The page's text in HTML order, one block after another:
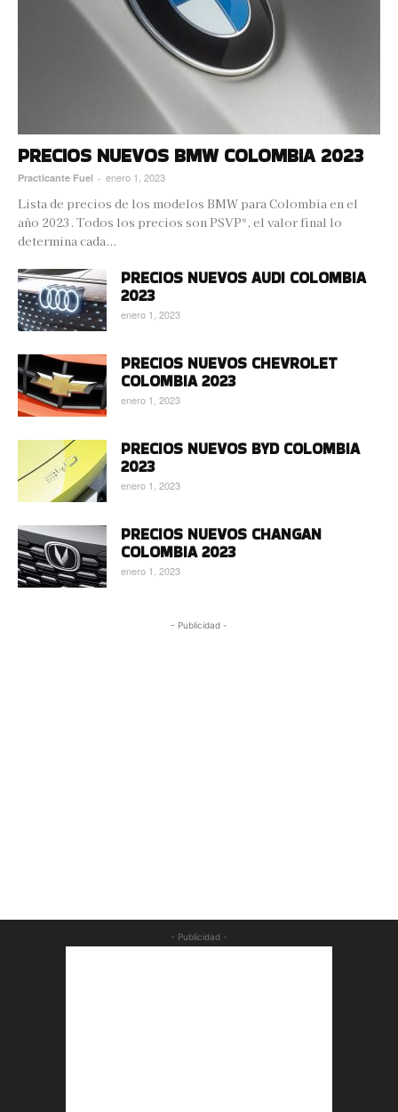
PRECIOS NUEVOS BMW COLOMBIA 2023
Practicante Fuel - enero 1, 2023
Lista de precios de los modelos BMW para Colombia en el
año 2023. Todos los precios son PSVP*, el valor final lo
determina cada...
PRECIOS NUEVOS AUDI COLOMBIA
2023
enero 1, 2023
PRECIOS NUEVOS CHEVROLET
COLOMBIA 2023
enero 1, 2023
PRECIOS NUEVOS BYD COLOMBIA
2023
enero 1, 2023
PRECIOS NUEVOS CHANGAN
COLOMBIA 2023
enero 1, 2023
- Publicidad -
- Publicidad -